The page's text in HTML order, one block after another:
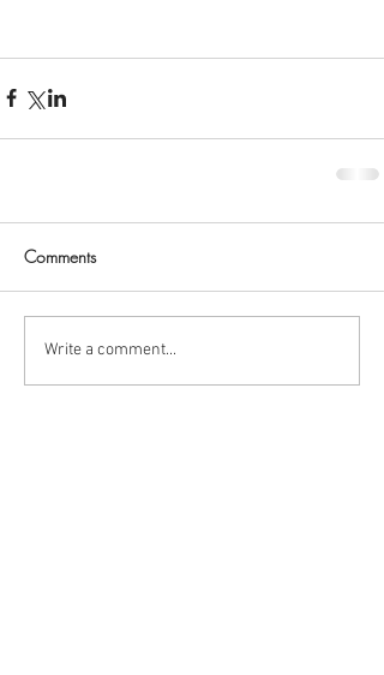
Comments
Write a comment...